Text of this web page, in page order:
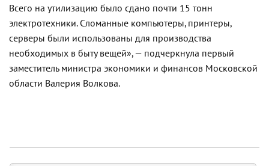
Всего на утилизацию было сдано почти 15 тонн
электротехники. Сломанные компьютеры, принтеры,
серверы были использованы для производства
необходимых в быту вещей», — подчеркнула первый
заместитель министра экономики и финансов Московской
области Валерия Волкова.